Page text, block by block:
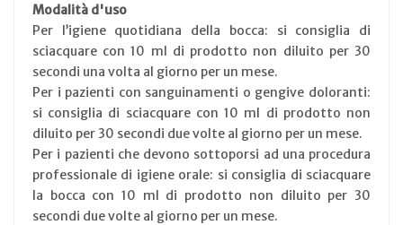
Modalità d'uso
Per l’igiene quotidiana della bocca: si consiglia di
sciacquare con 10 ml di prodotto non diluito per 30
secondi una volta al giorno per un mese.
Per i pazienti con sanguinamenti o gengive doloranti:
si consiglia di sciacquare con 10 ml di prodotto non
diluito per 30 secondi due volte al giorno per un mese.
Per i pazienti che devono sottoporsi ad una procedura
professionale di igiene orale: si consiglia di sciacquare
la bocca con 10 ml di prodotto non diluito per 30
secondi due volte al giorno per un mese.